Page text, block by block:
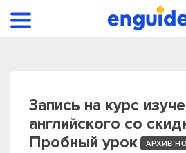
Запись на курс
английского со
Пробный урок
АРХИВ